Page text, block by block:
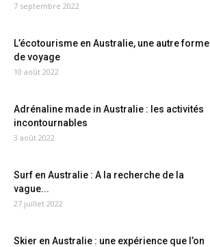
7 septembre 2022
L’écotourisme en Australie, une autre forme
de voyage
10 août 2022
Adrénaline made in Australie : les activités
incontournables
3 août 2022
Surf en Australie : A la recherche de la
vague...
27 juillet 2022
Skier en Australie : une expérience que l’on